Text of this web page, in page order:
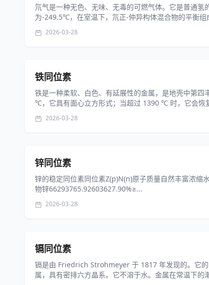
氘气是一种无色、无味、无毒的可燃气体‌。它是普通
为-249.5℃，在室温下，氘正-仲异构体混合物的平衡
2026-03-28
铁同位素
铁是一种柔软、白色、有延展性的金属，是地壳中第
℃，它具有面心立方形式；当超过 1390 ℃ 时，它会恢
2026-03-28
锌同位素
锌的稳定同位素同位素Z(p)N(n)原子质量自然丰富浓
物锌66293765.92603627.90%≥...
2026-03-28
镉同位素
镉是由 Friedrich Strohmeyer 于 1817 年发现的。它
属，具有密排六方晶系。它不溶于水。金属在常温下的